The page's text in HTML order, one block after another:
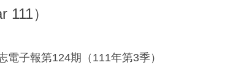
）
電子報第124期（111年第3季）